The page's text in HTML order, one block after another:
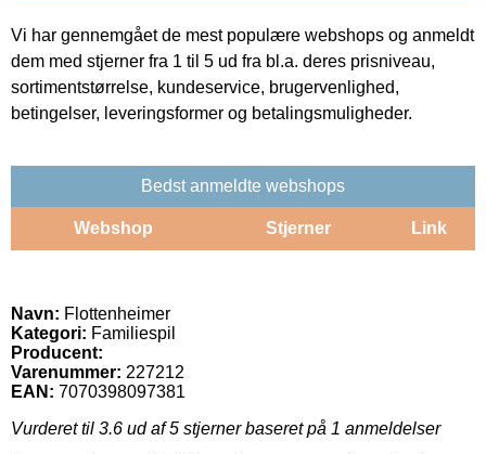
Vi har gennemgået de mest populære webshops og anmeldt
dem med stjerner fra 1 til 5 ud fra bl.a. deres prisniveau,
sortimentstørrelse, kundeservice, brugervenlighed,
betingelser, leveringsformer og betalingsmuligheder.
Bedst anmeldte webshops
Webshop Stjerner Link
Navn: Flottenheimer
Kategori: Familiespil
Producent:
Varenummer: 227212
EAN: 7070398097381
Vurderet til 3.6 ud af 5 stjerner baseret på 1 anmeldelser